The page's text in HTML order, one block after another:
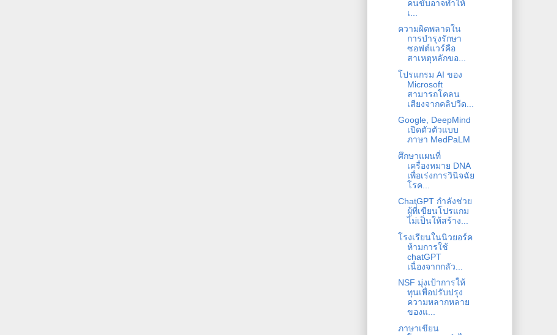
คนขับอาจทำให้
เ...
ความผิดพลาดใน
การบำรุงรักษา
ซอฟต์แวร์คือ
สาเหตุหลักขอ...
โปรแกรม AI ของ
Microsoft
สามารถโคลน
เสียงจากคลิปวีด...
Google, DeepMind
เปิดตัวตัวแบบ
ภาษา MedPaLM
ศึกษาแผนที่
เครื่องหมาย DNA
เพื่อเร่งการวินิจฉัย
โรค...
ChatGPT กำลังช่วย
ผู้ที่่เขียนโปรแกม
ไม่เป็นให้สร้าง...
โรงเรียนในนิวยอร์ค
ห้ามการใช้
chatGPT
เนื่องจากกลัว...
NSF มุ่งเป้าการให้
ทุนเพื่อปรับปรุง
ความหลากหลาย
ของแ...
ภาษาเขียน